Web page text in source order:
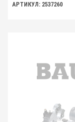
АРТИКУЛ: 2537260